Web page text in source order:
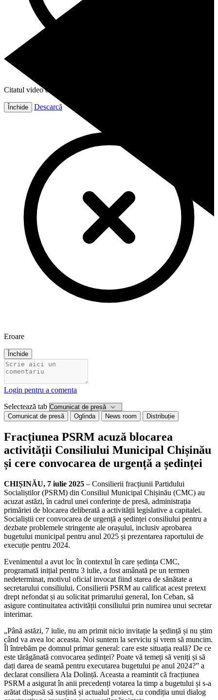
Citatul video este gata!
Închide Descarcă
Eroare
Închide
Login pentru a comenta
Selectează tab
Comunicat de presă Oglinda News room Distribuție
Fracțiunea PSRM acuză blocarea
activității Consiliului Municipal Chișinău
și cere convocarea de urgență a ședinței
CHIȘINĂU, 7 iulie 2025 – Consilierii fracțiunii Partidului
Socialiștilor (PSRM) din Consiliul Municipal Chișinău (CMC) au
acuzat astăzi, în cadrul unei conferințe de presă, administrația
primăriei de blocarea deliberată a activității legislative a capitalei.
Socialiștii cer convocarea de urgență a ședinței consiliului pentru a
dezbate problemele stringente ale orașului, inclusiv aprobarea
bugetului municipal pentru anul 2025 și prezentarea raportului de
execuție pentru 2024.
Evenimentul a avut loc în contextul în care ședința CMC,
programată inițial pentru 3 iulie, a fost amânată pe un termen
nedeterminat, motivul oficial invocat fiind starea de sănătate a
secretarului consiliului. Consilierii PSRM au calificat acest pretext
drept nefondat și au solicitat primarului general, Ion Ceban, să
asigure continuitatea activității consiliului prin numirea unui secretar
interimar.
„Până astăzi, 7 iulie, nu am primit nicio invitație la ședință și nu știm
când va avea loc aceasta. Noi suntem la serviciu și vrem să muncim.
Îl întrebăm pe domnul primar general: care este situația reală? De ce
este tărăgănată convocarea ședinței? Poate vă temeți să veniți și să
dați darea de seamă pentru executarea bugetului pe anul 2024?” a
declarat consiliera Ala Dolință. Aceasta a reamintit că fracțiunea
PSRM a asigurat în anii precedenți votarea la timp a bugetului și s-a
arătat dispusă să susțină și actualul proiect, cu condiția unui dialog